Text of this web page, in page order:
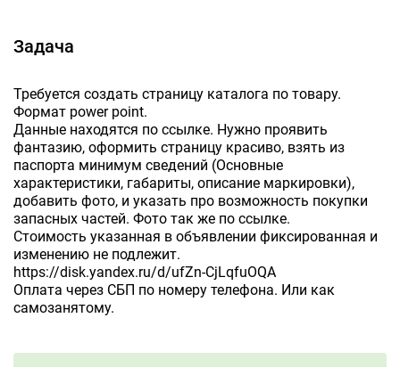
Задача
Требуется создать страницу каталога по товару.
Формат power point.
Данные находятся по ссылке. Нужно проявить
фантазию, оформить страницу красиво, взять из
паспорта минимум сведений (Основные
характеристики, габариты, описание маркировки),
добавить фото, и указать про возможность покупки
запасных частей. Фото так же по ссылке.
Стоимость указанная в объявлении фиксированная и
изменению не подлежит.
https://disk.yandex.ru/d/ufZn-CjLqfuOQA
Оплата через СБП по номеру телефона. Или как
самозанятому.